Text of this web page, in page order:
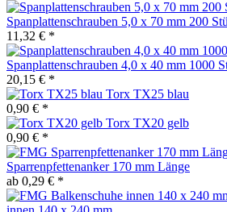
Spanplattenschrauben 5,0 x 70 mm 200
11,32 € *
Spanplattenschrauben 4,0 x 40 mm 1000
20,15 € *
Torx TX25 blau
0,90 € *
Torx TX20 gelb
0,90 € *
Sparrenpfettenanker 170 mm Länge
ab 0,29 € *